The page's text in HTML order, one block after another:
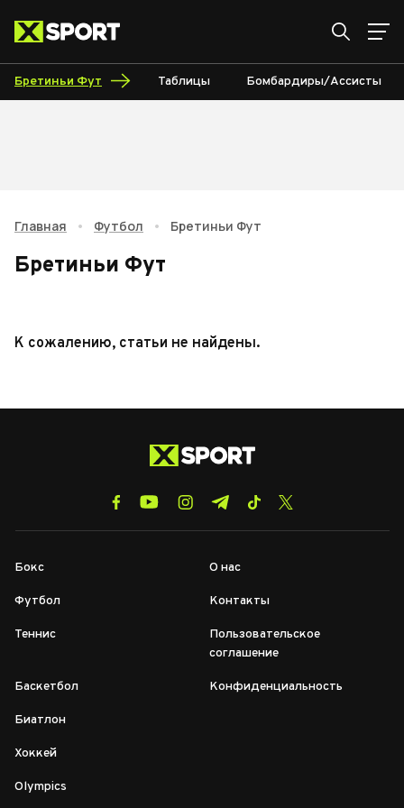
Бретиньи Фут Таблицы Бомбардиры/Ассисты
Главная • Футбол • Бретиньи Фут
Бретиньи Фут
К сожалению, статьи не найдены.
Бокс
Футбол
Теннис
Баскетбол
Биатлон
Хоккей
Olympics
О нас
Контакты
Пользовательское
соглашение
Конфиденциальность